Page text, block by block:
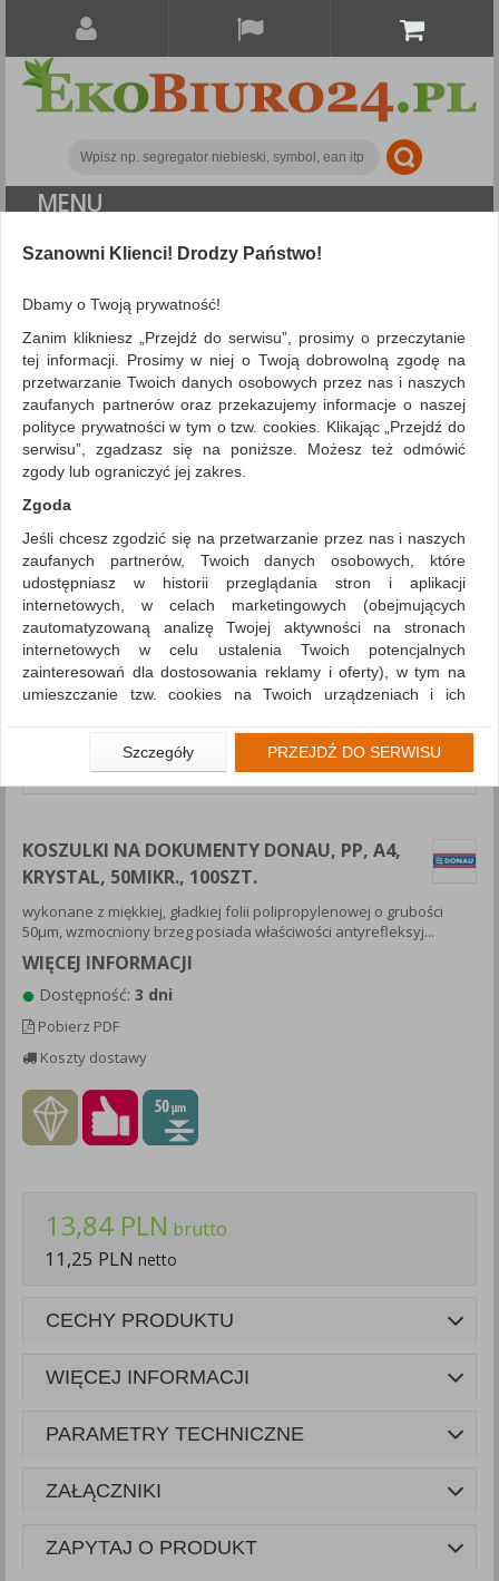
MENU
Archiwizacja dokumentów
A4, krystal, 50mikr., 100szt.
KOSZULKI NA DOKUMENTY DONAU, PP, A4,
KRYSTAL, 50MIKR., 100SZT.
wykonane z miękkiej, gładkiej folii polipropylenowej o grubości
50μm, wzmocniony brzeg posiada właściwości antyrefleksyj...
WIĘCEJ INFORMACJI
Dostępność: 3 dni
Pobierz PDF
Koszty dostawy
13,84 PLN brutto
11,25 PLN netto
CECHY PRODUKTU
WIĘCEJ INFORMACJI
PARAMETRY TECHNICZNE
ZAŁĄCZNIKI
ZAPYTAJ O PRODUKT
Szanowni Klienci! Drodzy Państwo!
Dbamy o Twoją prywatność!
Zanim klikniesz „Przejdź do serwisu”, prosimy o przeczytanie
tej informacji. Prosimy w niej o Twoją dobrowolną zgodę na
przetwarzanie Twoich danych osobowych przez nas i naszych
zaufanych partnerów oraz przekazujemy informacje o naszej
polityce prywatności w tym o tzw. cookies. Klikając „Przejdź do
serwisu”, zgadzasz się na poniższe. Możesz też odmówić
zgody lub ograniczyć jej zakres.
Zgoda
Jeśli chcesz zgodzić się na przetwarzanie przez nas i naszych
zaufanych partnerów, Twoich danych osobowych, które
udostępniasz w historii przeglądania stron i aplikacji
internetowych, w celach marketingowych (obejmujących
zautomatyzowaną analizę Twojej aktywności na stronach
internetowych w celu ustalenia Twoich potencjalnych
zainteresowań dla dostosowania reklamy i oferty), w tym na
umieszczanie tzw. cookies na Twoich urządzeniach i ich
Jeśli nie chcesz wyrazić zgody lub ograniczyć jej zakres, kliknij
„Szczegóły”, gdzie znajdziesz wszelkie informacje o tym jak to
W przypadku użytkowników zalogowanych, aby umożliwić
prawidłową realizację Umowy z Państwem i związane z tym
np. wysłanie potwierdzenia zamówienia na Państwa email lub
wyświetlenie Państwu prawidłowych informacji o promocjach
czy cenach indywidualnych, ważna jest Państwa wcześniejsza
Każda Państwa zgoda jest dobrowolna i można ją w dowolnym
momencie wycofać.
Polityka prywatności (rozwiń)
Klauzula Informacyjna (rozwiń)
Lista Zaufanych Partnerów (rozwiń)
Szczegóły PRZEJDŹ DO SERWISU